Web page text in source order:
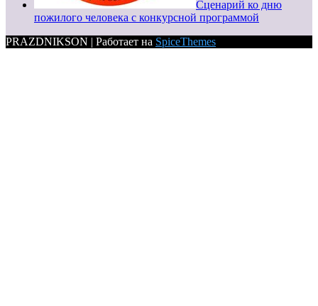
Сценарий ко дню
пожилого человека с конкурсной программой
PRAZDNIKSON | Работает на SpiceThemes